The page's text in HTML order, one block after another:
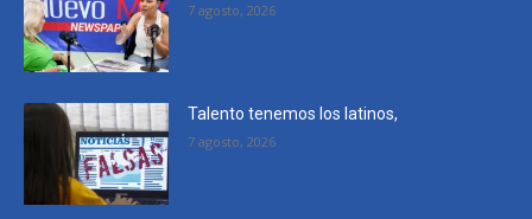
7 agosto, 2026
Talento tenemos los latinos,
7 agosto, 2026